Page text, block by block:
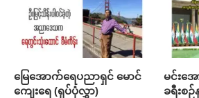
မြေအောက်ရေပညာရှင် မောင်
ကျေးရေ (ရုပ်ပုံလွှာ)
မင်းအ
ခရီးစဉ်